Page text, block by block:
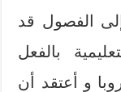
الفصول قد
بالفعل
و أعتقد أن